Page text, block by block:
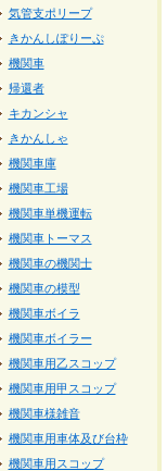
気管支ポリープ
きかんしぽりーぷ
機関車
帰還者
キカンシャ
きかんしゃ
機関車庫
機関車工場
機関車単機運転
機関車トーマス
機関車の機関士
機関車の模型
機関車ボイラ
機関車ボイラー
機関車用乙スコップ
機関車用甲スコップ
機関車様雑音
機関車用車体及び台枠
機関車用スコップ